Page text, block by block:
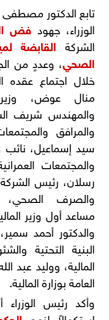
تابع الدكتور
الوزراء، جهود فض
الشركة القابضة
الصحي، وعددٍ من
خلال اجتماع عقده
منال عوض،
والمهندس شريف
والمرافق
سيد إسماعيل، نائب
والمجتمعات
رسلان، رئيس
والصرف الصحي،
مساعد أول وزير
والدكتور أحمد
البنية التحتية
المالية، ووليد عبد
العامة بوزارة المالية.
وأكد رئيس الوزراء